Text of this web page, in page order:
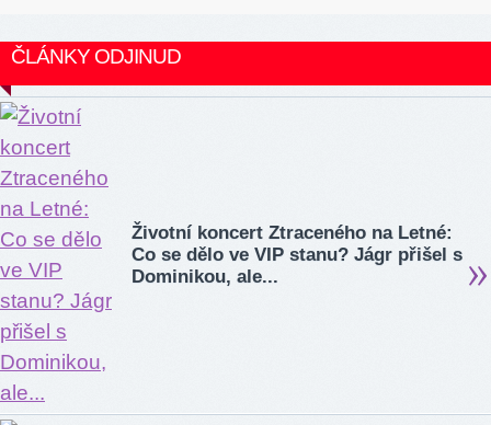
ČLÁNKY ODJINUD
Životní koncert Ztraceného na Letné:
Co se dělo ve VIP stanu? Jágr přišel s
Dominikou, ale...